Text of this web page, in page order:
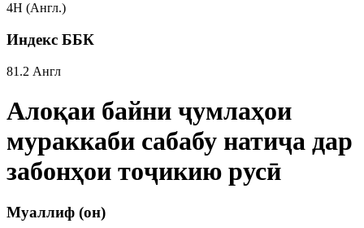
4Н (Англ.)
Индекс ББК
81.2 Англ
Алоқаи байни ҷумлаҳои
мураккаби сабабу натиҷа дар
забонҳои тоҷикию русӣ
Муаллиф (он)